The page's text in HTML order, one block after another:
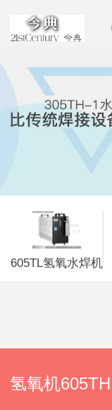
605TL氢氧水焊机
氢氧机605TH